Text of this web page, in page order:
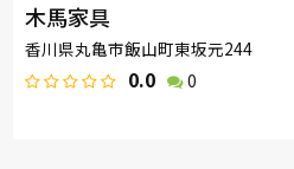
木馬家具
香川県丸亀市飯山町東坂元244
0.0 0